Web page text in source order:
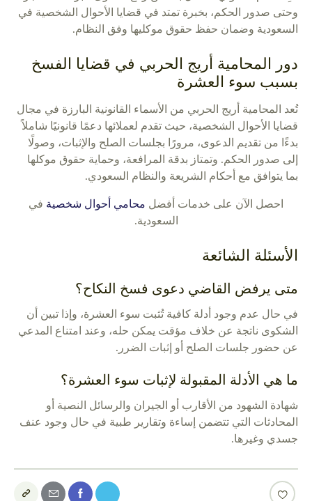
وحتى صدور الحكم، بخبرة تمتد في قضايا الأحوال الشخصية في
السعودية وضمان حفظ حقوق موكليها وفق النظام.
دور المحامية أريج الحربي في قضايا الفسخ
بسبب سوء العشرة
تُعد المحامية أريج الحربي من الأسماء القانونية البارزة في مجال
قضايا الأحوال الشخصية، حيث تقدم لعملائها دعمًا قانونيًا شاملاً
بدءًا من تقديم الدعوى، مرورًا بجلسات الصلح والإثبات، وصولًا
إلى صدور الحكم. وتمتاز بدقة المرافعة، وحماية حقوق موكلها
بما يتوافق مع أحكام الشريعة والنظام السعودي.
احصل الآن على خدمات أفضل محامي أحوال شخصية في
السعودية.
الأسئلة الشائعة
متى يرفض القاضي دعوى فسخ النكاح؟
في حال عدم وجود أدلة كافية تُثبت سوء العشرة، وإذا تبين أن
الشكوى ناتجة عن خلاف مؤقت يمكن حله، وعند امتناع المدعي
عن حضور جلسات الصلح أو إثبات الضرر.
ما هي الأدلة المقبولة لإثبات سوء العشرة؟
شهادة الشهود من الأقارب أو الجيران والرسائل النصية أو
المحادثات التي تتضمن إساءة وتقارير طبية في حال وجود عنف
جسدي وغيرها.